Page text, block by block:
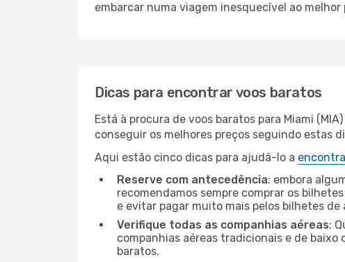
embarcar numa viagem inesquecível ao melhor
Dicas para encontrar voos baratos
Está à procura de voos baratos para Miami
conseguir os melhores preços seguindo estas
Aqui estão cinco dicas para ajudá-lo a
Reserve com antecedência: embora
recomendamos sempre comprar os
e evitar pagar muito mais pelos bilhetes de
Verifique todas as companhias aéreas:
companhias aéreas tradicionais e de
baratos.